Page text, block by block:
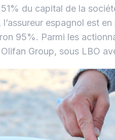
du capital de la
l’assureur espagnol est
95%. Parmi les
Group, sous LBO